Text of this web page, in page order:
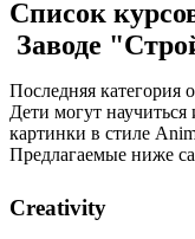
Список
Заводе
Последняя категория
Дети могут
картинки в стиле
Предлагаемые ниже
Creativity